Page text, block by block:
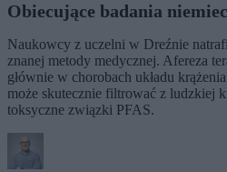
Obiecujące badania
Naukowcy z uczelni w Dreźnie
znanej metody medycznej. Afereza
głównie w chorobach układu
może skutecznie filtrować z ludzkiej
toksyczne związki PFAS.